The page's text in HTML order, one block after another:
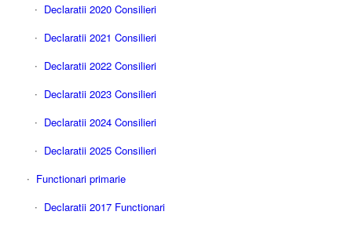
Declaratii 2020 Consilieri
Declaratii 2021 Consilieri
Declaratii 2022 Consilieri
Declaratii 2023 Consilieri
Declaratii 2024 Consilieri
Declaratii 2025 Consilieri
Functionari primarie
Declaratii 2017 Functionari